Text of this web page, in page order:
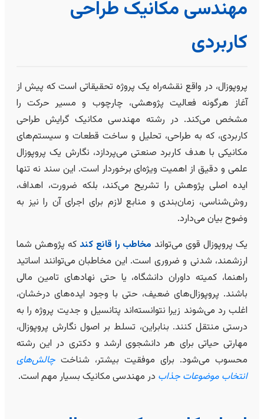
مهندسی مکانیک طراحی
کاربردی
پروپوزال، در واقع نقشه‌راه یک پروژه تحقیقاتی است که پیش از
آغاز هرگونه فعالیت پژوهشی، چارچوب و مسیر حرکت را
مشخص می‌کند. در رشته مهندسی مکانیک گرایش طراحی
کاربردی، که به طراحی، تحلیل و ساخت قطعات و سیستم‌های
مکانیکی با هدف کاربرد صنعتی می‌پردازد، نگارش یک پروپوزال
علمی و دقیق از اهمیت ویژه‌ای برخوردار است. این سند نه تنها
ایده اصلی پژوهش را تشریح می‌کند، بلکه ضرورت، اهداف،
روش‌شناسی، زمان‌بندی و منابع لازم برای اجرای آن را نیز به
وضوح بیان می‌دارد.
یک پروپوزال قوی می‌تواند مخاطب را قانع کند که پژوهش شما
ارزشمند، شدنی و ضروری است. این مخاطبان می‌توانند اساتید
راهنما، کمیته داوران دانشگاه، یا حتی نهادهای تامین مالی
باشند. پروپوزال‌های ضعیف، حتی با وجود ایده‌های درخشان،
اغلب رد می‌شوند زیرا نتوانسته‌اند پتانسیل و جدیت پروژه را به
درستی منتقل کنند. بنابراین، تسلط بر اصول نگارش پروپوزال،
مهارتی حیاتی برای هر دانشجوی ارشد و دکتری در این رشته
محسوب می‌شود. برای موفقیت بیشتر، شناخت چالش‌های
انتخاب موضوعات جذاب در مهندسی مکانیک بسیار مهم است.